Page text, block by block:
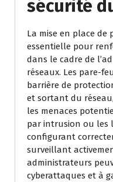
sécurité
La mise en place de
essentielle pour
dans le cadre de
réseaux. Les pare-
barrière de
et sortant du
les menaces
par intrusion ou les
configurant
surveillant
administrateurs
cyberattaques et à